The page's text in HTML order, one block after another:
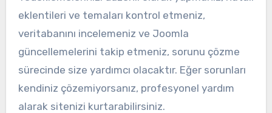
eklentileri ve temaları kontrol etmeniz,
veritabanını incelemeniz ve Joomla
güncellemelerini takip etmeniz, sorunu çözme
sürecinde size yardımcı olacaktır. Eğer sorunları
kendiniz çözemiyorsanız, profesyonel yardım
alarak sitenizi kurtarabilirsiniz.